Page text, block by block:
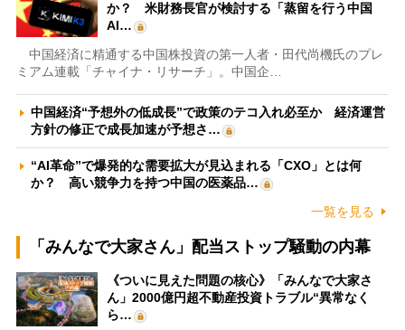
か？ 米財務長官が検討する「蒸留を行う中国
AI…
中国経済に精通する中国株投資の第一人者・田代尚機氏のプレ
ミアム連載「チャイナ・リサーチ」。中国企…
中国経済“予想外の低成長”で政策のテコ入れ必至か 経済運営
方針の修正で成長加速が予想さ…
“AI革命”で爆発的な需要拡大が見込まれる「CXO」とは何
か？ 高い競争力を持つ中国の医薬品…
一覧を見る
「みんなで大家さん」配当ストップ騒動の内幕
《ついに見えた問題の核心》「みんなで大家さ
ん」2000億円超不動産投資トラブル“異常なく
ら…